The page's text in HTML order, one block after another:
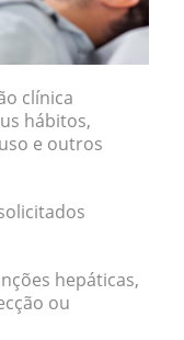
clínica
hábitos,
e outros
hepáticas,
ou